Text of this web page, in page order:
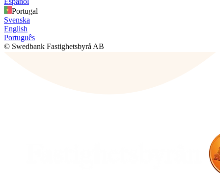
Portugal
Svenska
English
Português
© Swedbank Fastighetsbyrå AB